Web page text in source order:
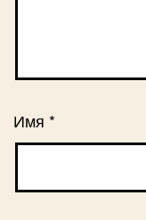
Имя *